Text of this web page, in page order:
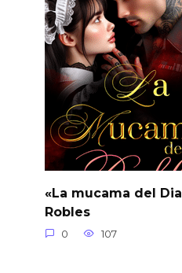
«La mucama del
Robles
0 107